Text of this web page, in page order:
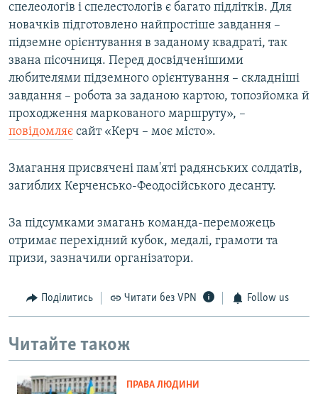
спелеологів і спелестологів є багато підлітків. Для
новачків підготовлено найпростіше завдання –
підземне орієнтування в заданому квадраті, так
звана пісочниця. Перед досвідченішими
любителями підземного орієнтування – складніші
завдання – робота за заданою картою, топозйомка й
проходження маркованого маршруту», –
повідомляє сайт «Керч – моє місто».
Змагання присвячені пам'яті радянських солдатів,
загиблих Керченсько-Феодосійського десанту.
За підсумками змагань команда-переможець
отримає перехідний кубок, медалі, грамоти та
призи, зазначили організатори.
Поділитись Читати без VPN Follow us
Читайте також
ПРАВА ЛЮДИНИ